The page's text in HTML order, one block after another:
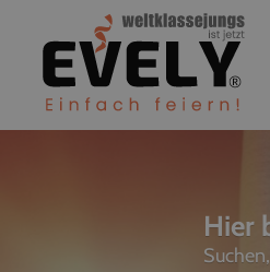
Hier